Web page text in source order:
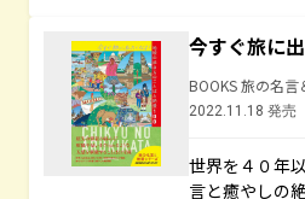
今すぐ旅に
BOOKS 旅の名言
2022.11.18 発売
世界を４０年
言と癒やしの